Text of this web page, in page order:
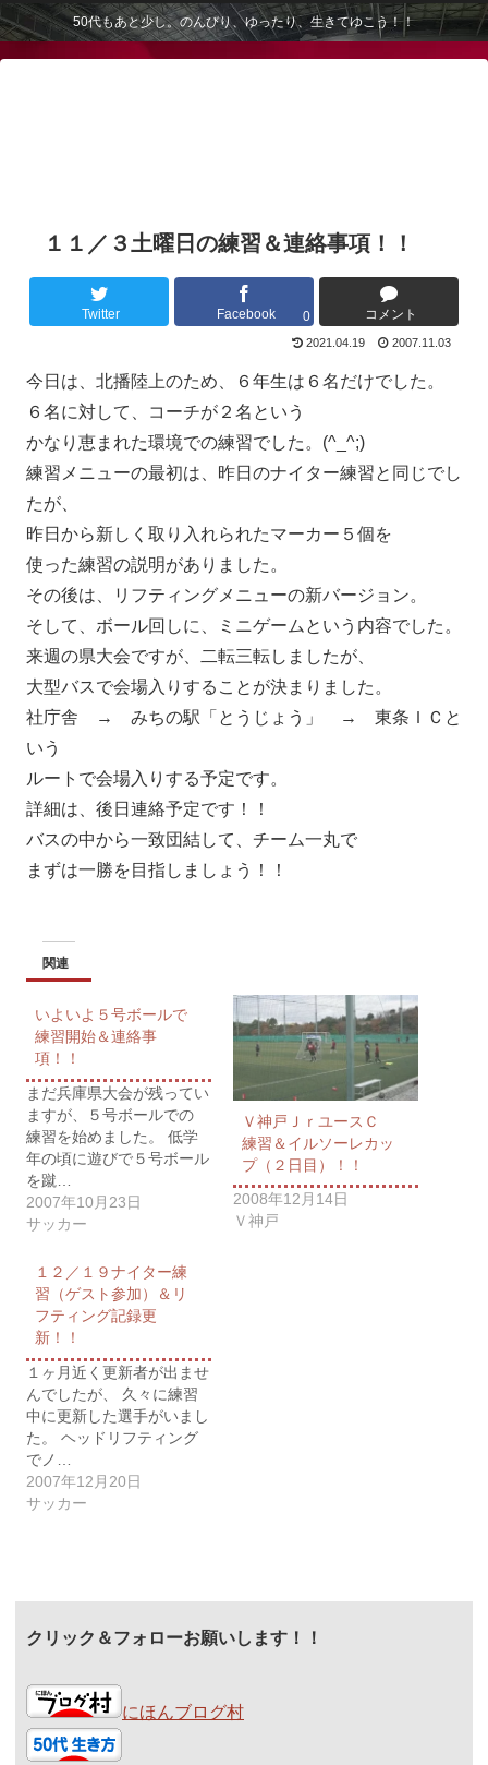
50代もあと少し。のんびり、ゆったり、生きてゆこう！！
１１／３土曜日の練習＆連絡事項！！
Twitter Facebook 0 コメント
2021.04.19 2007.11.03
今日は、北播陸上のため、６年生は６名だけでした。
６名に対して、コーチが２名という
かなり恵まれた環境での練習でした。(^_^;)
練習メニューの最初は、昨日のナイター練習と同じでし
たが、
昨日から新しく取り入れられたマーカー５個を
使った練習の説明がありました。
その後は、リフティングメニューの新バージョン。
そして、ボール回しに、ミニゲームという内容でした。
来週の県大会ですが、二転三転しましたが、
大型バスで会場入りすることが決まりました。
社庁舎 → みちの駅「とうじょう」 → 東条ＩＣと
いう
ルートで会場入りする予定です。
詳細は、後日連絡予定です！！
バスの中から一致団結して、チーム一丸で
まずは一勝を目指しましょう！！
関連
いよいよ５号ボールで
練習開始＆連絡事
項！！
まだ兵庫県大会が残ってい
ますが、５号ボールでの
練習を始めました。 低学
年の頃に遊びで５号ボール
を蹴…
2007年10月23日
サッカー
Ｖ神戸ＪｒユースＣ
練習＆イルソーレカッ
プ（２日目）！！
2008年12月14日
Ｖ神戸
１２／１９ナイター練
習（ゲスト参加）＆リ
フティング記録更
新！！
１ヶ月近く更新者が出ませ
んでしたが、 久々に練習
中に更新した選手がいまし
た。 ヘッドリフティング
でノ…
2007年12月20日
サッカー
クリック＆フォローお願いします！！
にほんブログ村